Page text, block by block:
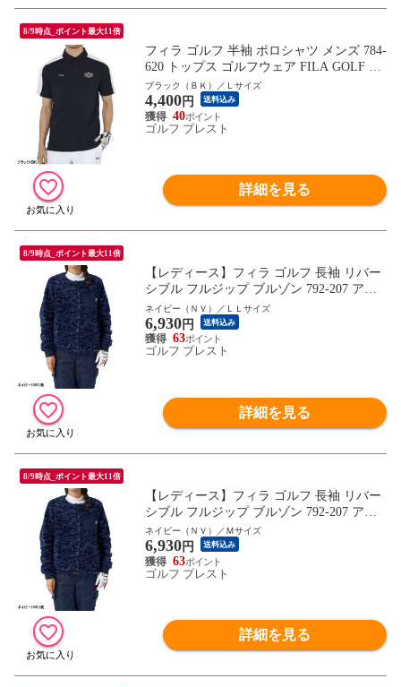
8/9時点_ポイント最大11倍
フィラ ゴルフ 半袖 ポロシャツ メンズ 784-
620 トップス ゴルフウェア FILA GOLF 20
24年秋冬モデル 春夏ウェア 秋冬ウェア 78
4620
ブラック（ＢＫ）／Ｌサイズ
4,400円 送料込み
40
ゴルフ プレスト
詳細を見る
8/9時点_ポイント最大11倍
【レディース】フィラ ゴルフ 長袖 リバー
シブル フルジップ ブルゾン 792-207 アウ
ター ジャケット ゴルフウェア 秋冬モデル
FILA GOLF 秋冬ウェア 792207 女性用
ネイビー（ＮＶ）／ＬＬサイズ
6,930円 送料込み
63
ゴルフ プレスト
詳細を見る
8/9時点_ポイント最大11倍
【レディース】フィラ ゴルフ 長袖 リバー
シブル フルジップ ブルゾン 792-207 アウ
ター ジャケット ゴルフウェア 秋冬モデル
FILA GOLF 秋冬ウェア 792207 女性用
ネイビー（ＮＶ）／Ｍサイズ
6,930円 送料込み
63
ゴルフ プレスト
詳細を見る